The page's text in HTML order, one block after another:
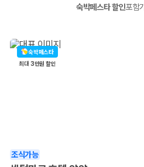
1. 단순 최저가가 아니라 실제 결제
2. 보험 조건은 가격만큼 중요합니다
제주 렌트카는 차량 인수 위치와 셔틀
제주도 렌트카 차종별 가격
숙박페스타 할인포함
숙박페스타
최대 3만원 할인
조식가능